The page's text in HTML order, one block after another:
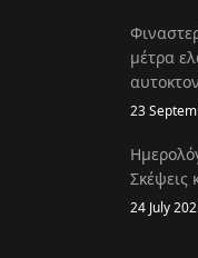
μέτρα
23
Σκέψεις
24 July